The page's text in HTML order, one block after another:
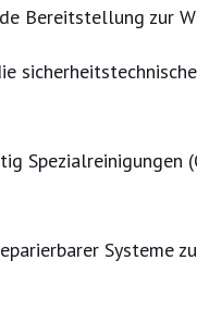
Bereitstellung zur
Spezialreinigungen
Systeme